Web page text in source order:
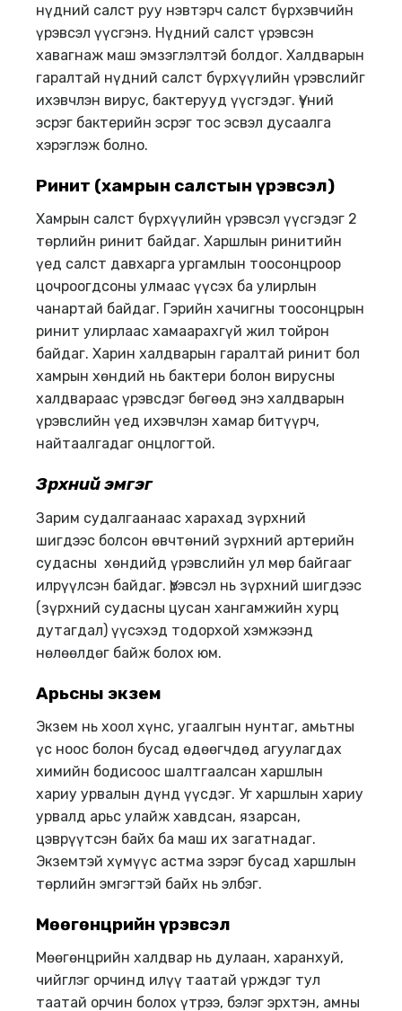
нүдний салст руу нэвтэрч салст бүрхэвчийн
үрэвсэл үүсгэнэ. Нүдний салст үрэвсэн
хавагнаж маш эмзэглэлтэй болдог. Халдварын
гаралтай нүдний салст бүрхүүлийн үрэвслийг
ихэвчлэн вирус, бактерууд үүсгэдэг. Үүний
эсрэг бактерийн эсрэг тос эсвэл дусаалга
хэрэглэж болно.
Ринит (хамрын салстын үрэвсэл)
Хамрын салст бүрхүүлийн үрэвсэл үүсгэдэг 2
төрлийн ринит байдаг. Харшлын ринитийн
үед салст давхарга ургамлын тоосонцроор
цочроогдсоны улмаас үүсэх ба улирлын
чанартай байдаг. Гэрийн хачигны тоосонцрын
ринит улирлаас хамаарахгүй жил тойрон
байдаг. Харин халдварын гаралтай ринит бол
хамрын хөндий нь бактери болон вирусны
халдвараас үрэвсдэг бөгөөд энэ халдварын
үрэвслийн үед ихэвчлэн хамар битүүрч,
найтаалгадаг онцлогтой.
Зүрхний эмгэг
Зарим судалгаанаас харахад зүрхний
шигдээс болсон өвчтөний зүрхний артерийн
судасны хөндийд үрэвслийн ул мөр байгааг
илрүүлсэн байдаг. Үрэвсэл нь зүрхний шигдээс
(зүрхний судасны цусан хангамжийн хурц
дутагдал) үүсэхэд тодорхой хэмжээнд
нөлөөлдөг байж болох юм.
Арьсны экзем
Экзем нь хоол хүнс, угаалгын нунтаг, амьтны
үс ноос болон бусад өдөөгчдөд агуулагдах
химийн бодисоос шалтгаалсан харшлын
хариу урвалын дүнд үүсдэг. Уг харшлын хариу
урвалд арьс улайж хавдсан, язарсан,
цэврүүтсэн байх ба маш их загатнадаг.
Экземтэй хүмүүс астма зэрэг бусад харшлын
төрлийн эмгэгтэй байх нь элбэг.
Мөөгөнцрийн үрэвсэл
Мөөгөнцрийн халдвар нь дулаан, харанхуй,
чийглэг орчинд илүү таатай үрждэг тул
таатай орчин болох үтрээ, бэлэг эрхтэн, амны